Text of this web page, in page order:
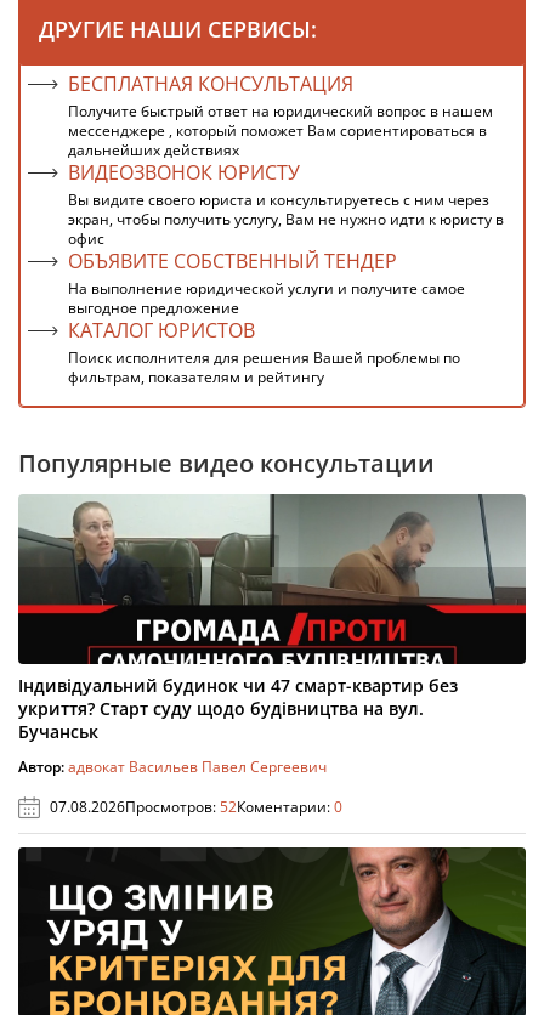
ДРУГИЕ НАШИ СЕРВИСЫ:
БЕСПЛАТНАЯ КОНСУЛЬТАЦИЯ
Получите быстрый ответ на юридический вопрос в нашем
мессенджере , который поможет Вам сориентироваться в
дальнейших действиях
ВИДЕОЗВОНОК ЮРИСТУ
Вы видите своего юриста и консультируетесь с ним через
экран, чтобы получить услугу, Вам не нужно идти к юристу в
офис
ОБЪЯВИТЕ СОБСТВЕННЫЙ ТЕНДЕР
На выполнение юридической услуги и получите самое
выгодное предложение
КАТАЛОГ ЮРИСТОВ
Поиск исполнителя для решения Вашей проблемы по
фильтрам, показателям и рейтингу
Популярные видео консультации
Індивідуальний будинок чи 47 смарт-квартир без
укриття? Старт суду щодо будівництва на вул.
Бучанськ
Автор:адвокат Васильев Павел Сергеевич
07.08.2026Просмотров:52Коментарии:0